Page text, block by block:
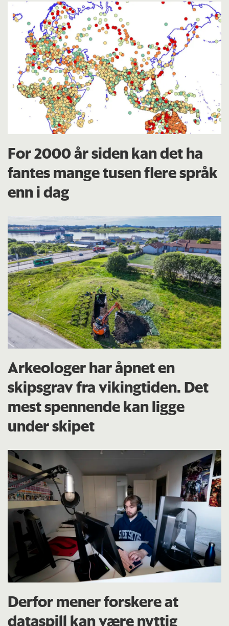
For 2000 år siden kan det ha
fantes mange tusen flere språk
enn i dag
Arkeologer har åpnet en
skipsgrav fra vikingtiden. Det
mest spennende kan ligge
under skipet
Derfor mener forskere at
dataspill kan være nyttig